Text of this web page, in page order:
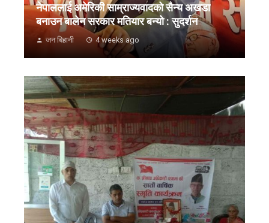
नेपाललाई अमेरिकी साम्राज्यवादको सैन्य अखडा
बनाउन बालेन सरकार मतियार बन्यो : सुदर्शन
जन बिहानी 4 weeks ago